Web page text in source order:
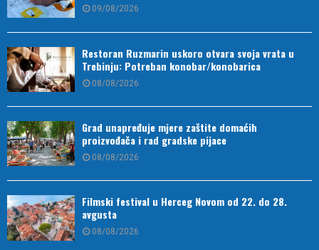
09/08/2026
Restoran Ruzmarin uskoro otvara svoja vrata u
Trebinju: Potreban konobar/konobarica
08/08/2026
Grad unapređuje mjere zaštite domaćih
proizvođača i rad gradske pijace
08/08/2026
Filmski festival u Herceg Novom od 22. do 28.
avgusta
08/08/2026